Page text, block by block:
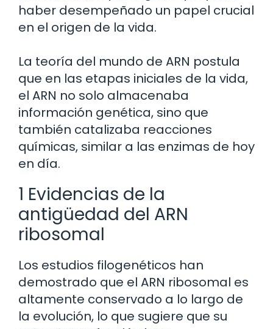
haber desempeñado un papel crucial
en el origen de la vida.
La teoría del mundo de ARN postula
que en las etapas iniciales de la vida,
el ARN no solo almacenaba
información genética, sino que
también catalizaba reacciones
químicas, similar a las enzimas de hoy
en día.
1 Evidencias de la
antigüedad del ARN
ribosomal
Los estudios filogenéticos han
demostrado que el ARN ribosomal es
altamente conservado a lo largo de
la evolución, lo que sugiere que su